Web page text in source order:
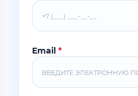
Email *